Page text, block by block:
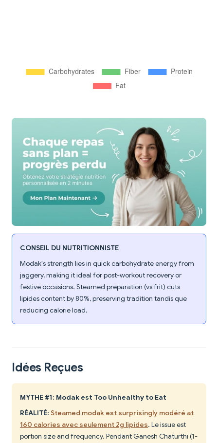
CONSEIL DU NUTRITIONNISTE
Modak's strength lies in quick carbohydrate energy from
jaggery, making it ideal for post-workout recovery or
festive occasions. Steamed preparation (vs frit) cuts
lipides content by 80%, preserving tradition tandis que
reducing calorie load.
Idées Reçues
MYTHE #1: Modak est Too Unhealthy to Eat
RÉALITÉ: Steamed modak est surprisingly modéré at
160 calories avec seulement 2g lipides. Le issue est
portion size and frequency. Pendant Ganesh Chaturthi (1-